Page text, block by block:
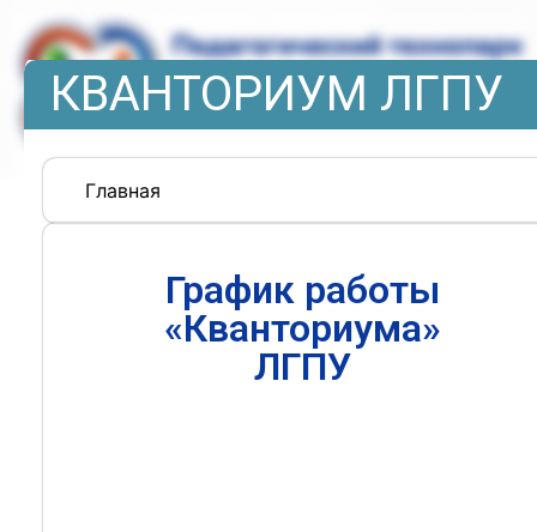
КВАНТОРИУМ ЛГПУ
Главная
График работы
«Кванториума»
ЛГПУ